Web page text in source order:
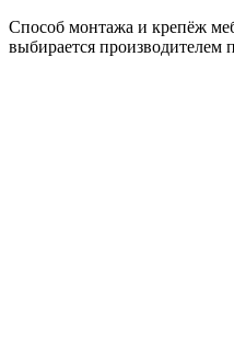
Способ монтажа и крепёж
выбирается производителем